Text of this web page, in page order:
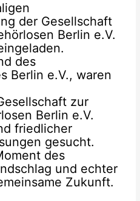
der Gesellschaft
Berlin e.V.
des
Berlin e.V., waren
zur
Berlin e.V.
friedlicher
gesucht.
des
und echter
Zukunft.